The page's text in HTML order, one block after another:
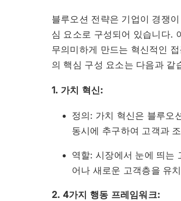
블루오션 전략은 기업이 경쟁
심 요소로 구성되어 있습니다.
무의미하게 만드는 혁신적인
의 핵심 구성 요소는 다음과 같
1. 가치 혁신:
정의: 가치 혁신은 블루오
동시에 추구하여 고객과
역할: 시장에서 눈에 띄는
어나 새로운 고객층을 유
2. 4가지 행동 프레임워크: